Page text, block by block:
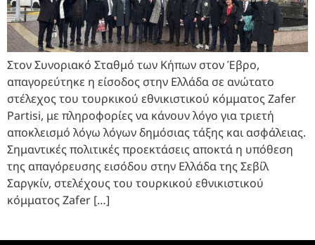
Στον Συνοριακό Σταθμό των Κήπων στον Έβρο,
απαγορεύτηκε η είσοδος στην Ελλάδα σε ανώτατο
στέλεχος του τουρκικού εθνικιστικού κόμματος Zafer
Partisi, με πληροφορίες να κάνουν λόγο για τριετή
αποκλεισμό λόγω λόγων δημόσιας τάξης και ασφάλειας.
Σημαντικές πολιτικές προεκτάσεις αποκτά η υπόθεση
της απαγόρευσης εισόδου στην Ελλάδα της Σεβίλ
Σαργκίν, στελέχους του τουρκικού εθνικιστικού
κόμματος Zafer […]